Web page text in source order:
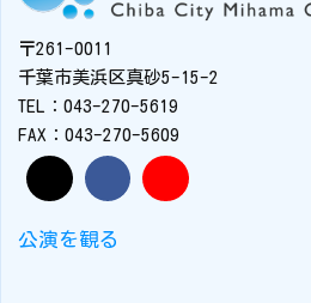
〒261-0011
千葉市美浜区真砂5-15-2
TEL：043-270-5619
FAX：043-270-5609
公演を観る